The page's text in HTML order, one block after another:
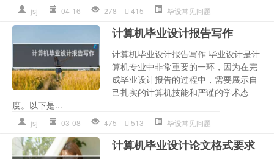
jsj 04-16 278 415 毕设常见问题
计算机毕业设计报告写作
计算机毕业设计报告写作 毕业设计是计
算机专业中非常重要的一环，因为在完
成毕业设计报告的过程中，需要展示自
己扎实的计算机技能和严谨的学术态
度。以下是...
jsj 03-08 475 513 毕设常见问题
计算机毕业设计论文格式要求